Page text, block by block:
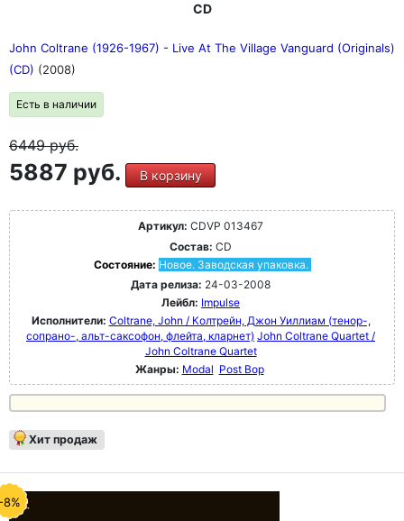
CD
John Coltrane (1926-1967) - Live At The Village Vanguard (Originals)
(CD) (2008)
Есть в наличии
6449руб.
5887 руб. В корзину
Артикул: CDVP 013467
Состав: CD
Состояние: Новое. Заводская упаковка.
Дата релиза: 24-03-2008
Лейбл: Impulse
Исполнители: Coltrane, John / Колтрейн, Джон Уиллиам (тенор-,
сопрано-, альт-саксофон, флейта, кларнет) John Coltrane Quartet /
John Coltrane Quartet
Жанры: Modal Post Bop
Хит продаж
8%